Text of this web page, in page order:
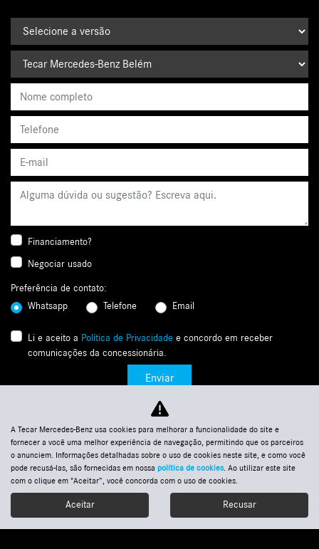
Financiamento?
Negociar usado
Preferência de contato:
Whatsapp
Telefone Email
Li e aceito a Política de Privacidade e concordo em receber
comunicações da concessionária.
Enviar
revisão
Ofertas Entre em contato
Selecionar unidade:
Tecar Merc.. Telefones
A Tecar Mercedes-Benz usa cookies para melhorar a funcionalidade do site e
fornecer a você uma melhor experiência de navegação, permitindo que os parceiros
o anunciem. Informações detalhadas sobre o uso de cookies neste site, e como você
pode recusá-las, são fornecidas em nossa política de cookies. Ao utilizar este site
com o clique em "Aceitar”, você concorda com o uso de cookies.
Aceitar Recusar